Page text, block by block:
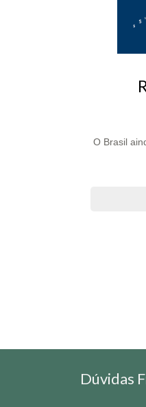
O Brasil
Dúvidas